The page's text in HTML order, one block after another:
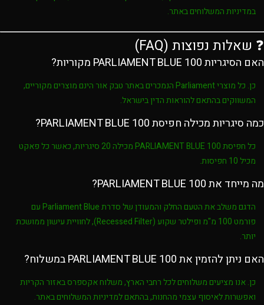
במדיניות המשלוחים באתר.
❓ שאלות נפוצות (FAQ)
האם הסיגריות PARLIAMENT BLUE 100 מקוריות?
כן. כל מוצריParliamentהנמכרים באתרטבק אורהינם מוצרים מקוריים,
המשווקים בהתאם להוראות הדין בישראל.
כמה סיגריות מכילה חפיסת PARLIAMENT BLUE 100?
כל חפיסתPARLIAMENT BLUE 100מכילה20 סיגריות
, כאשר כל פאקט
מכיל10 חפיסות .
מה מייחד את PARLIAMENT BLUE 100?
הדגם משלב את הטעם החלק והמעודן של סדרתParliament Blueעם
פורמט100 מ"מ ופילטר שקוע (Recessed Filter), לחוויית עישון ממושכת
יותר.
האם ניתן להזמין את PARLIAMENT BLUE 100 במשלוח?
כן. אנו מציעים משלוחים לכל רחבי הארץ, משלוח אקספרס באזור הקריות
ואפשרות לאיסוף עצמי מהחנות, בהתאם למדיניות המשלוחים באתר.